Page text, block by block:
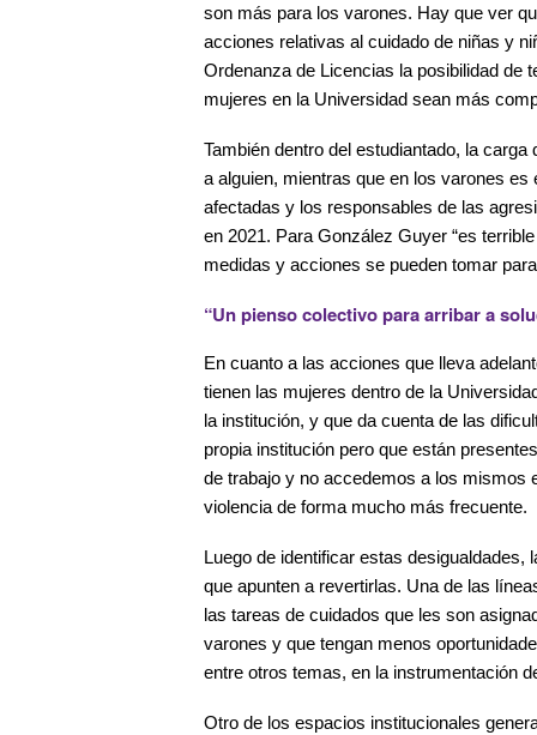
son más para los varones. Hay que ver
acciones relativas al cuidado de niñas y
Ordenanza de Licencias la posibilidad de
mujeres en la Universidad sean más
También dentro del estudiantado, la
a alguien, mientras que en los varones
afectadas y los responsables de las
en 2021. Para González Guyer “es
medidas y acciones se pueden tomar
“Un pienso colectivo para arribar a
En cuanto a las acciones que lleva
tienen las mujeres dentro de la
la institución, y que da cuenta de las
propia institución pero que están
de trabajo y no accedemos a los mismos
violencia de forma mucho más frecuente.
Luego de identificar estas
que apunten a revertirlas. Una de las
las tareas de cuidados que les son
varones y que tengan menos
entre otros temas, en la instrumentación
Otro de los espacios institucionales